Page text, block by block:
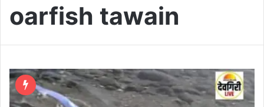
oarfish tawain